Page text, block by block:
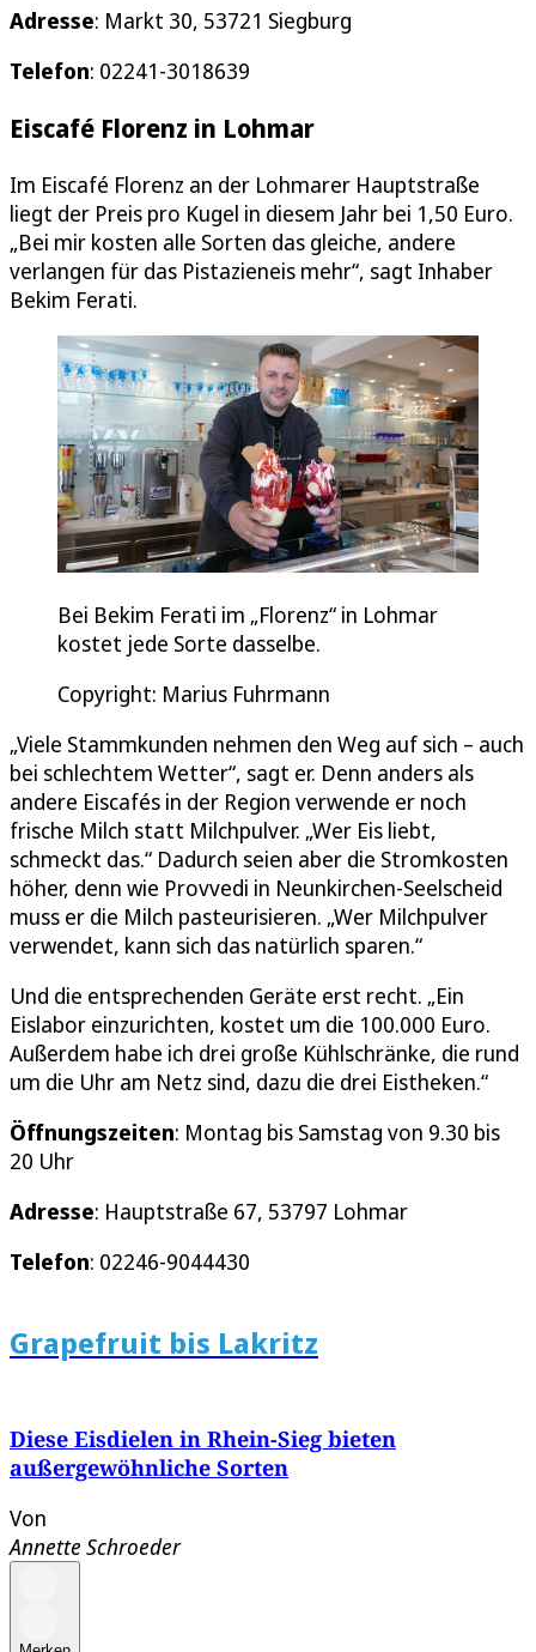
Adresse: Markt 30, 53721 Siegburg
Telefon: 02241-3018639
Eiscafé Florenz in Lohmar
Im Eiscafé Florenz an der Lohmarer Hauptstraße
liegt der Preis pro Kugel in diesem Jahr bei 1,50 Euro.
„Bei mir kosten alle Sorten das gleiche, andere
verlangen für das Pistazieneis mehr“, sagt Inhaber
Bekim Ferati.
Bei Bekim Ferati im „Florenz“ in Lohmar
kostet jede Sorte dasselbe.
Copyright: Marius Fuhrmann
„Viele Stammkunden nehmen den Weg auf sich – auch
bei schlechtem Wetter“, sagt er. Denn anders als
andere Eiscafés in der Region verwende er noch
frische Milch statt Milchpulver. „Wer Eis liebt,
schmeckt das.“ Dadurch seien aber die Stromkosten
höher, denn wie Provvedi in Neunkirchen-Seelscheid
muss er die Milch pasteurisieren. „Wer Milchpulver
verwendet, kann sich das natürlich sparen.“
Und die entsprechenden Geräte erst recht. „Ein
Eislabor einzurichten, kostet um die 100.000 Euro.
Außerdem habe ich drei große Kühlschränke, die rund
um die Uhr am Netz sind, dazu die drei Eistheken.“
Öffnungszeiten: Montag bis Samstag von 9.30 bis
20 Uhr
Adresse: Hauptstraße 67, 53797 Lohmar
Telefon: 02246-9044430
Grapefruit bis Lakritz
Diese Eisdielen in Rhein-Sieg bieten
außergewöhnliche Sorten
Von
Annette Schroeder